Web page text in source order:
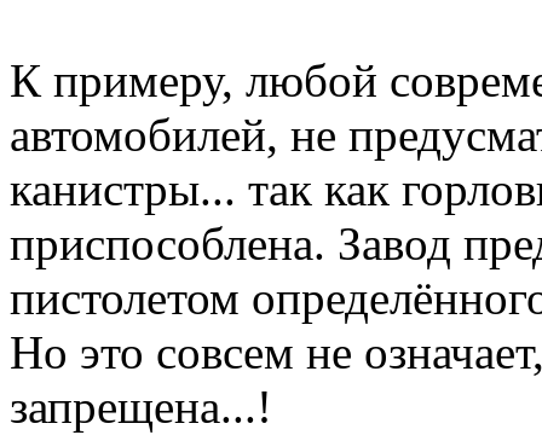
К примеру, любой
автомобилей, не
канистры... так как
приспособлена. Завод
пистолетом
Но это совсем не
запрещена...!